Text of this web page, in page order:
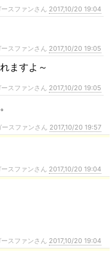
スファンさん 2017,10/20 19:04
スファンさん 2017,10/20 19:05
ますよ～
スファンさん 2017,10/20 19:05
スファンさん 2017,10/20 19:57
スファンさん 2017,10/20 19:04
スファンさん 2017,10/20 19:04